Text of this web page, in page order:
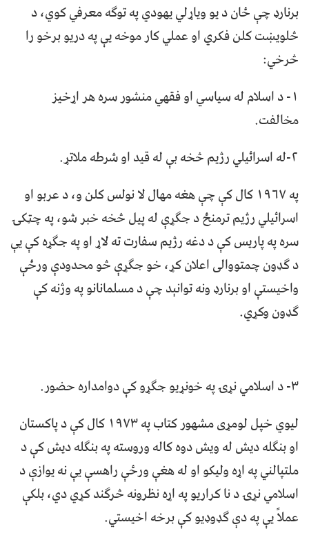
برنارډ چې ځان د یو ویاړلي یهودي په توګه معرفي کوي، د
څلویښت کلن فکري او عملي کار موخه یې په دریو برخو را
څرخي:
۱- د اسلام له سیاسي او فقهي منشور سره هر اړخیز
مخالفت.
۲-له اسرائیلي رژیم څخه بې له قید او شرطه ملاتړ.
په ۱۹۶۷ کال کې چې هغه مهال لا نولس کلن و، د عربو او
اسرائیلي رژیم ترمنځ د جګړې له پیل څخه خبر شو، په چټکۍ
سره په پاریس کې د دغه رژیم سفارت ته لاړ او په جګړه کې یې
د ګډون چمتووالی اعلان کړ، خو جګړې څو محدودې ورځې
واخیستې او برنارډ ونه توانېد چې د مسلمانانو په وژنه کې
ګډون وکړي.
۳- د اسلامي نړۍ په خونړیو جګړو کې دوامداره حضور.
لیوي خپل لومړی مشهور کتاب په ۱۹۷۳ کال کې د پاکستان
او بنګله دیش له ویش دوه کاله وروسته په بنګله دیش کې د
ملتپالني په اړه ولیکو او له هغې ورځې راهسې یې نه یوازې د
اسلامي نړۍ د نا کراریو په اړه نظرونه څرګند کړي دي، بلکې
عملاً یې په دې ګډوډیو کې برخه اخیستي.